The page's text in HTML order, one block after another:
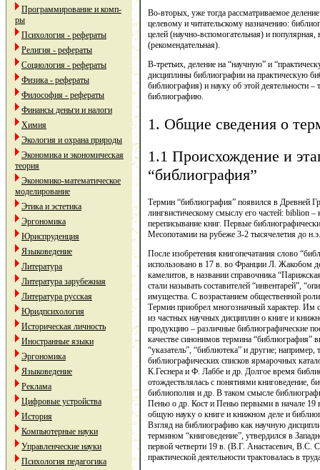
Программирование и комп-
ры
Психология - рефераты
Религия - рефераты
Социология - рефераты
Физика - рефераты
Философия - рефераты
Финансы деньги и налоги
Химия
Экология и охрана природы
Экономика и экономическая
теория
Экономико-математическое
моделирование
Этика и эстетика
Эргономика
Юриспруденция
Языковедение
Литература
Литература зарубежная
Литература русская
Юридпсихология
Историческая личность
Иностранные языки
Эргономика
Языковедение
Реклама
Цифровые устройства
История
Компьютерные науки
Управленческие науки
Психология педагогика
Во-вторых, уже тогда рассматриваемое
целевому и читательскому назначению:
целей (научно-вспомогательная) и популярная,
(рекомендательная).
В-третьих, деление на “научную” и
дисциплины библиографии на практическую
библиография) и науку об этой деятельности
библиографию.
1. Общие сведения о
1.1 Происхождение и
“библиография”
Термин “библиография” появился в Древней
лингвистическому смыслу его частей: biblion
переписывание книг. Первые
Месопотамии на рубеже 3-2 тысячелетия до н.э.
После изобретения книгопечатания слово
использовано в 17 в. во Франции Л. Жакобом
камелитов, в названии справочника
стали называть составителей “инвентарей”,
имущества. С возрастанием общественной
Термин приобрел многозначный характер. Им
из частных научных дисциплин о книге и
продукцию – различные библиографические
качестве синонимов термина “библиография”
“указатель”, “библиотека” и другие;
библиографических списков ярмарочных
К.Геснера и Ф. Лаббе и др. Долгое время
отождествлялась с понятиями книговедение,
библиополия и др. В таком смысле
Пеньо о др. Кост и Пеньо первыми в начале 19
общую науку о книге и книжном деле и
Взгляд на библиографию как научную
термином “книговедение”, утвердился в
первой четверти 19 в. (В.Г. Анастасевич, В.С.
практической деятельности трактовалась в